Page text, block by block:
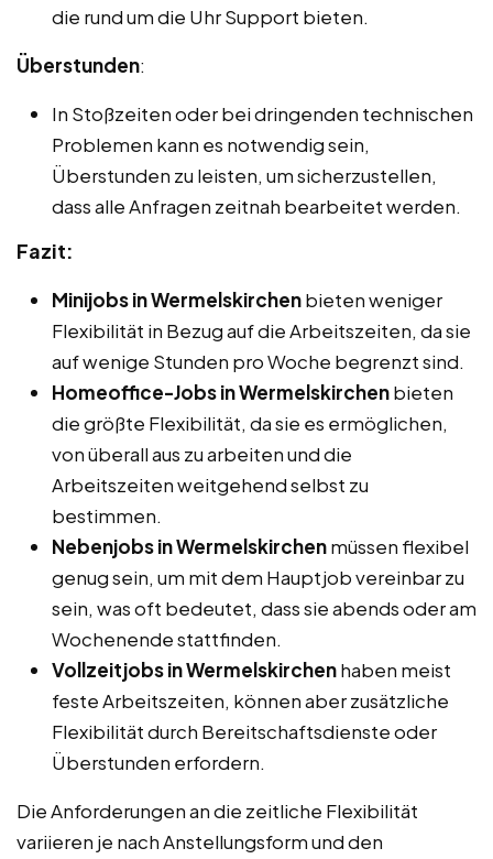
die rund um die Uhr Support bieten.
Überstunden:
In Stoßzeiten oder bei dringenden technischen
Problemen kann es notwendig sein,
Überstunden zu leisten, um sicherzustellen,
dass alle Anfragen zeitnah bearbeitet werden.
Fazit:
Minijobs in Wermelskirchenbieten weniger
Flexibilität in Bezug auf die Arbeitszeiten, da sie
auf wenige Stunden pro Woche begrenzt sind.
Homeoffice-Jobs in Wermelskirchenbieten
die größte Flexibilität, da sie es ermöglichen,
von überall aus zu arbeiten und die
Arbeitszeiten weitgehend selbst zu
bestimmen.
Nebenjobs in Wermelskirchenmüssen flexibel
genug sein, um mit dem Hauptjob vereinbar zu
sein, was oft bedeutet, dass sie abends oder am
Wochenende stattfinden.
Vollzeitjobs in Wermelskirchenhaben meist
feste Arbeitszeiten, können aber zusätzliche
Flexibilität durch Bereitschaftsdienste oder
Überstunden erfordern.
Die Anforderungen an die zeitliche Flexibilität
variieren je nach Anstellungsform und den